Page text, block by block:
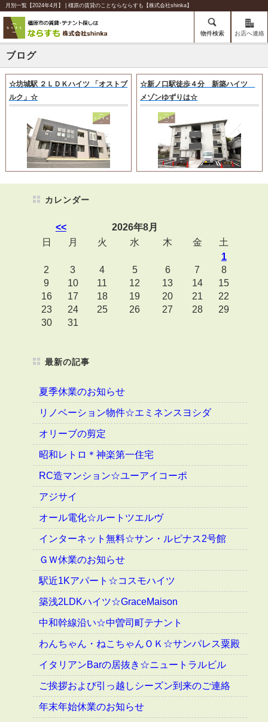
月別一覧【2024年4月】 | 橿原の賃貸のことならならすも【株式会社shinka】
物件検索 お店へ連絡
ブログ
☆坊城駅 ２ＬＤＫハイツ 「オストブ
ルク」☆
☆新ノ口駅徒歩４分 新築ハイツ
メゾンゆずりは☆
カレンダー
<<
2026年8月
日
月 火 水 木 金
土
1
2
3 4 5 6 7
8
9
10 11 12 13 14
15
16
17 18 19 20 21
22
23
24 25 26 27 28
29
30
31
最新の記事
夏季休業のお知らせ
リノベーション物件☆エミネンスヨシダ
オリーブの剪定
昭和レトロ＊神楽第一住宅
RC造マンション☆ユーアイコーポ
アジサイ
オール電化☆ルートツエルヴ
インターネット無料☆サン・ルピナス2号館
ＧＷ休業のお知らせ
駅近1Kアパート☆コスモハイツ
築浅2LDKハイツ☆GraceMaison
中和幹線沿い☆中曽司町テナント
わんちゃん・ねこちゃんＯＫ☆サンパレス粟殿
イタリアンBarの居抜き☆ニュートラルビル
ご挨拶および引っ越しシーズン到来のご連絡
年末年始休業のお知らせ